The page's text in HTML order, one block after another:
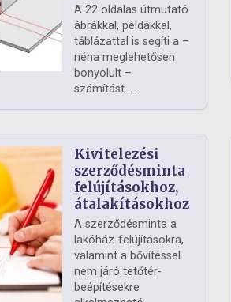
A 22 oldalas útmutató
ábrákkal, példákkal,
táblázattal is segíti a –
néha meglehetősen
bonyolult –
számítást. ...
Kivitelezési
szerződésminta
felújításokhoz,
átalakításokhoz
A szerződésminta a
lakóház-felújításokra,
valamint a bővítéssel
nem járó tetőtér-
beépítésekre